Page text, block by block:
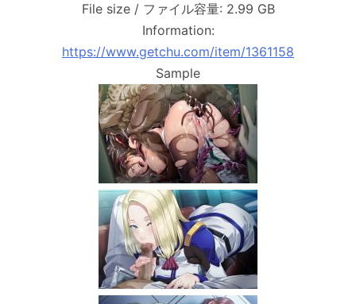
File size / ファイル容量: 2.99 GB
Information:
https://www.getchu.com/item/1361158
Sample